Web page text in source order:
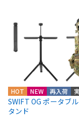
HOT NEW 再入荷
SWIFT OG ポータブ
タンド